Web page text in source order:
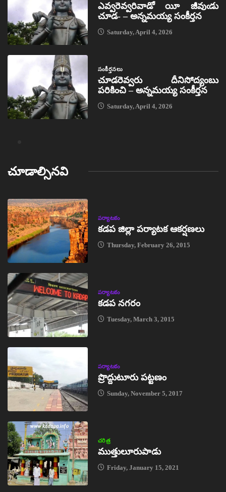
ఎవ్వరెవ్వరివాడో యీ జీవుఁడు
చూడ- – అన్నమయ్య సంకీర్తన
Saturday, April 4, 2026
సంకీర్తనలు
చూడరెవ్వరు దీనిసోద్యంబు
పరికించి – అన్నమయ్య సంకీర్తన
Saturday, April 4, 2026
చూడాల్సినవి
పర్యాటకం
కడప జిల్లా పర్యాటక ఆకర్షణలు
Thursday, February 26, 2015
పర్యాటకం
కడప నగరం
Tuesday, March 3, 2015
పర్యాటకం
ప్రొద్దుటూరు పట్టణం
Sunday, November 5, 2017
చరిత్ర
ముత్తులూరుపాడు
Friday, January 15, 2021